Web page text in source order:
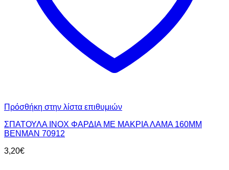
Πρόσθήκη στην λίστα επιθυμιών
ΣΠΑΤΟΥΛΑ INOX ΦΑΡΔΙΑ ΜΕ ΜΑΚΡΙΑ ΛΑΜΑ 160MM
BENMAN 70912
3,20€